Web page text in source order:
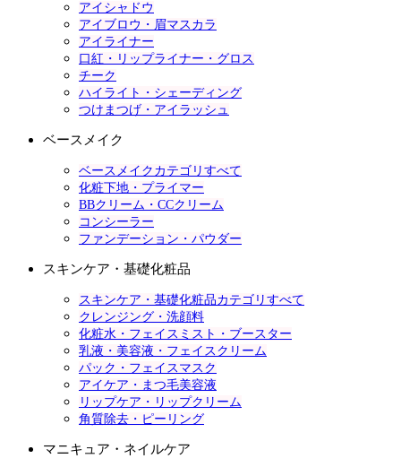
アイシャドウ
アイブロウ・眉マスカラ
アイライナー
口紅・リップライナー・グロス
チーク
ハイライト・シェーディング
つけまつげ・アイラッシュ
ベースメイク
ベースメイクカテゴリすべて
化粧下地・プライマー
BBクリーム・CCクリーム
コンシーラー
ファンデーション・パウダー
スキンケア・基礎化粧品
スキンケア・基礎化粧品カテゴリすべて
クレンジング・洗顔料
化粧水・フェイスミスト・ブースター
乳液・美容液・フェイスクリーム
パック・フェイスマスク
アイケア・まつ毛美容液
リップケア・リップクリーム
角質除去・ピーリング
マニキュア・ネイルケア